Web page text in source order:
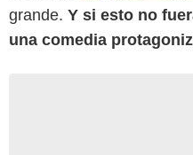
grande. Y si esto no
una comedia